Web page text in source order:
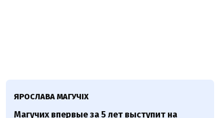
ЯРОСЛАВА МАГУЧІХ
Магучих впервые за 5 лет выступит на